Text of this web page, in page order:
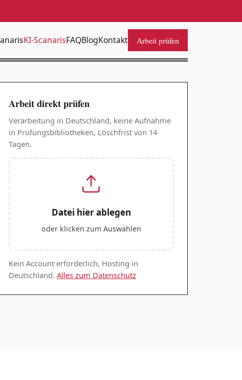
KI-ScanarisFAQBlogKontakt Arbeit prüfen
Arbeit direkt prüfen
Verarbeitung in Deutschland, keine Aufnahme
in Prüfungsbibliotheken, Löschfrist von 14
Tagen.
Datei hier ablegen
oder klicken zum Auswählen
Kein Account erforderlich, Hosting in
Deutschland. Alles zum Datenschutz